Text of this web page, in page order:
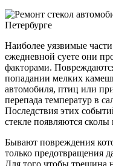
Наиболее уязвимые
ежедневной суете они
факторами.
попадании мелких
автомобиля, птиц или
перепада температур в
Последствия этих
стекле появляются
Бывают повреждения
только предотвращения